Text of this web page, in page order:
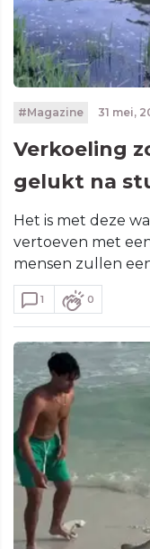
#Magazine 31 mei,
Verkoeling
gelukt na
Het is met deze
vertoeven met
mensen zullen
1 0